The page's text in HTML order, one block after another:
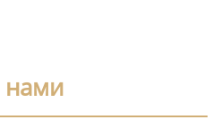
нами